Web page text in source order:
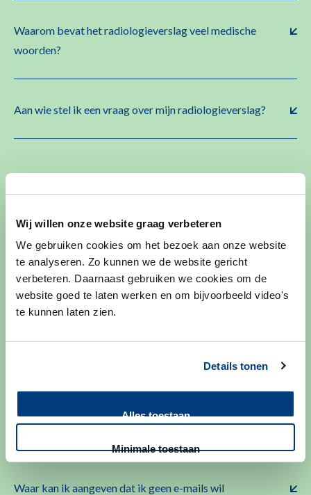
Wij willen onze website graag verbeteren
We gebruiken cookies om het bezoek aan onze website
te analyseren. Zo kunnen we de website gericht
verbeteren. Daarnaast gebruiken we cookies om de
website goed te laten werken en om bijvoorbeeld video's
te kunnen laten zien.
Details tonen
Alles toestaan
Minimale toestaan
Waarom bevat het radiologieverslag veel medische
woorden?
Aan wie stel ik een vraag over mijn radiologieverslag?
Welke gegevens kan ik zelf wijzigen via mijnLUMC?
Waarom ontvang ik e-mails over mijnLUMC?
Waar kan ik aangeven dat ik geen e-mails wil